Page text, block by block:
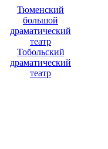
Тюменский
большой
драматический
театр
Тобольский
драматический
театр